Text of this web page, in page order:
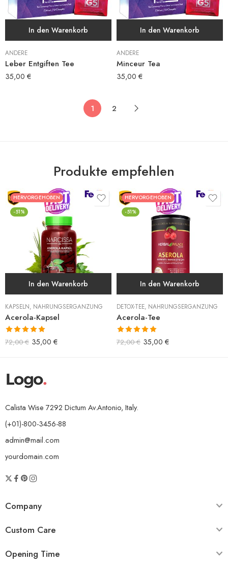
In den Warenkorb
ANDERE
Leber Entgiften Tee
35,00 €
In den Warenkorb
ANDERE
Minceur Tea
35,00 €
1 2
Produkte empfehlen
HERVORGEHOBEN
-51%
In den Warenkorb
KAPSELN, NAHRUNGSERGÄNZUNG
Acerola-Kapsel
Bewertet mit
5.00von 5
72,00€ 35,00 €
HERVORGEHOBEN
-51%
In den Warenkorb
DETOX-TEE, NAHRUNGSERGÄNZUNG
Acerola-Tee
Bewertet mit
5.00von 5
72,00€ 35,00 €
Calista Wise 7292 Dictum Av.Antonio, Italy.
(+01)-800-3456-88
admin@mail.com
yourdomain.com
Company
Custom Care
Opening Time